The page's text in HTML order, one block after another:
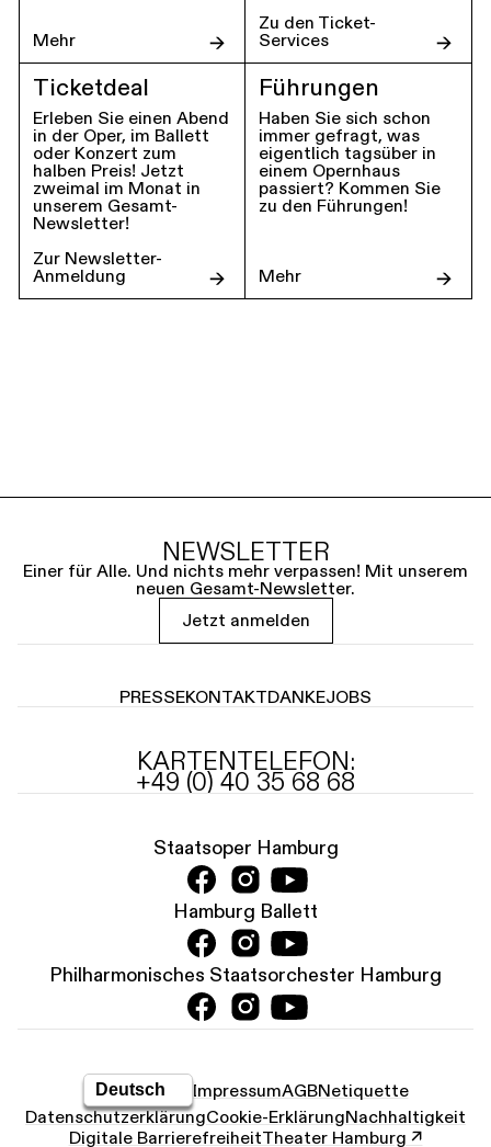
Mehr
Zu den Ticket-
Services
Ticketdeal
Erleben Sie einen Abend
in der Oper, im Ballett
oder Konzert zum
halben Preis! Jetzt
zweimal im Monat in
unserem Gesamt-
Newsletter!
Zur Newsletter-
Anmeldung
Führungen
Haben Sie sich schon
immer gefragt, was
eigentlich tagsüber in
einem Opernhaus
passiert? Kommen Sie
zu den Führungen!
Mehr
NEWSLETTER
Einer für Alle. Und nichts mehr verpassen! Mit unserem
neuen Gesamt-Newsletter.
Jetzt anmelden
PRESSEKONTAKTDANKEJOBS
KARTENTELEFON:
+49 (0) 40 35 68 68
Staatsoper Hamburg
Hamburg Ballett
Philharmonisches Staatsorchester Hamburg
ImpressumAGBNetiquette
Datenschutz­erklärungCookie-ErklärungNachhaltigkeit
Digitale BarrierefreiheitTheater Hamburg ↗